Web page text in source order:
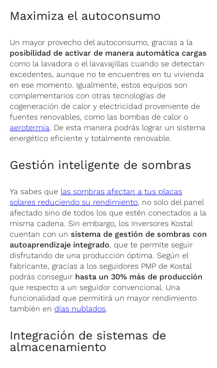
Maximiza el autoconsumo
Un mayor provecho del autoconsumo, gracias a la
posibilidad de activar de manera automática cargas
como la lavadora o el lavavajillas cuando se detectan
excedentes, aunque no te encuentres en tu vivienda
en ese momento. Igualmente, estos equipos son
complementarios con otras tecnologías de
cogeneración de calor y electricidad proveniente de
fuentes renovables, como las bombas de calor o
aerotermia. De esta manera podrás lograr un sistema
energético eficiente y totalmente renovable.
Gestión inteligente de sombras
Ya sabes que las sombras afectan a tus placas
solares reduciendo su rendimiento, no solo del panel
afectado sino de todos los que estén conectados a la
misma cadena. Sin embargo, los inversores Kostal
cuentan con unsistema de gestión de sombras con
autoaprendizaje integrado, que te permite seguir
disfrutando de una producción óptima. Según el
fabricante, gracias a los seguidores PMP de Kostal
podrás conseguir hasta un 30% más de producción
que respecto a un seguidor convencional. Una
funcionalidad que permitirá un mayor rendimiento
también en días nublados.
Integración de sistemas de
almacenamiento